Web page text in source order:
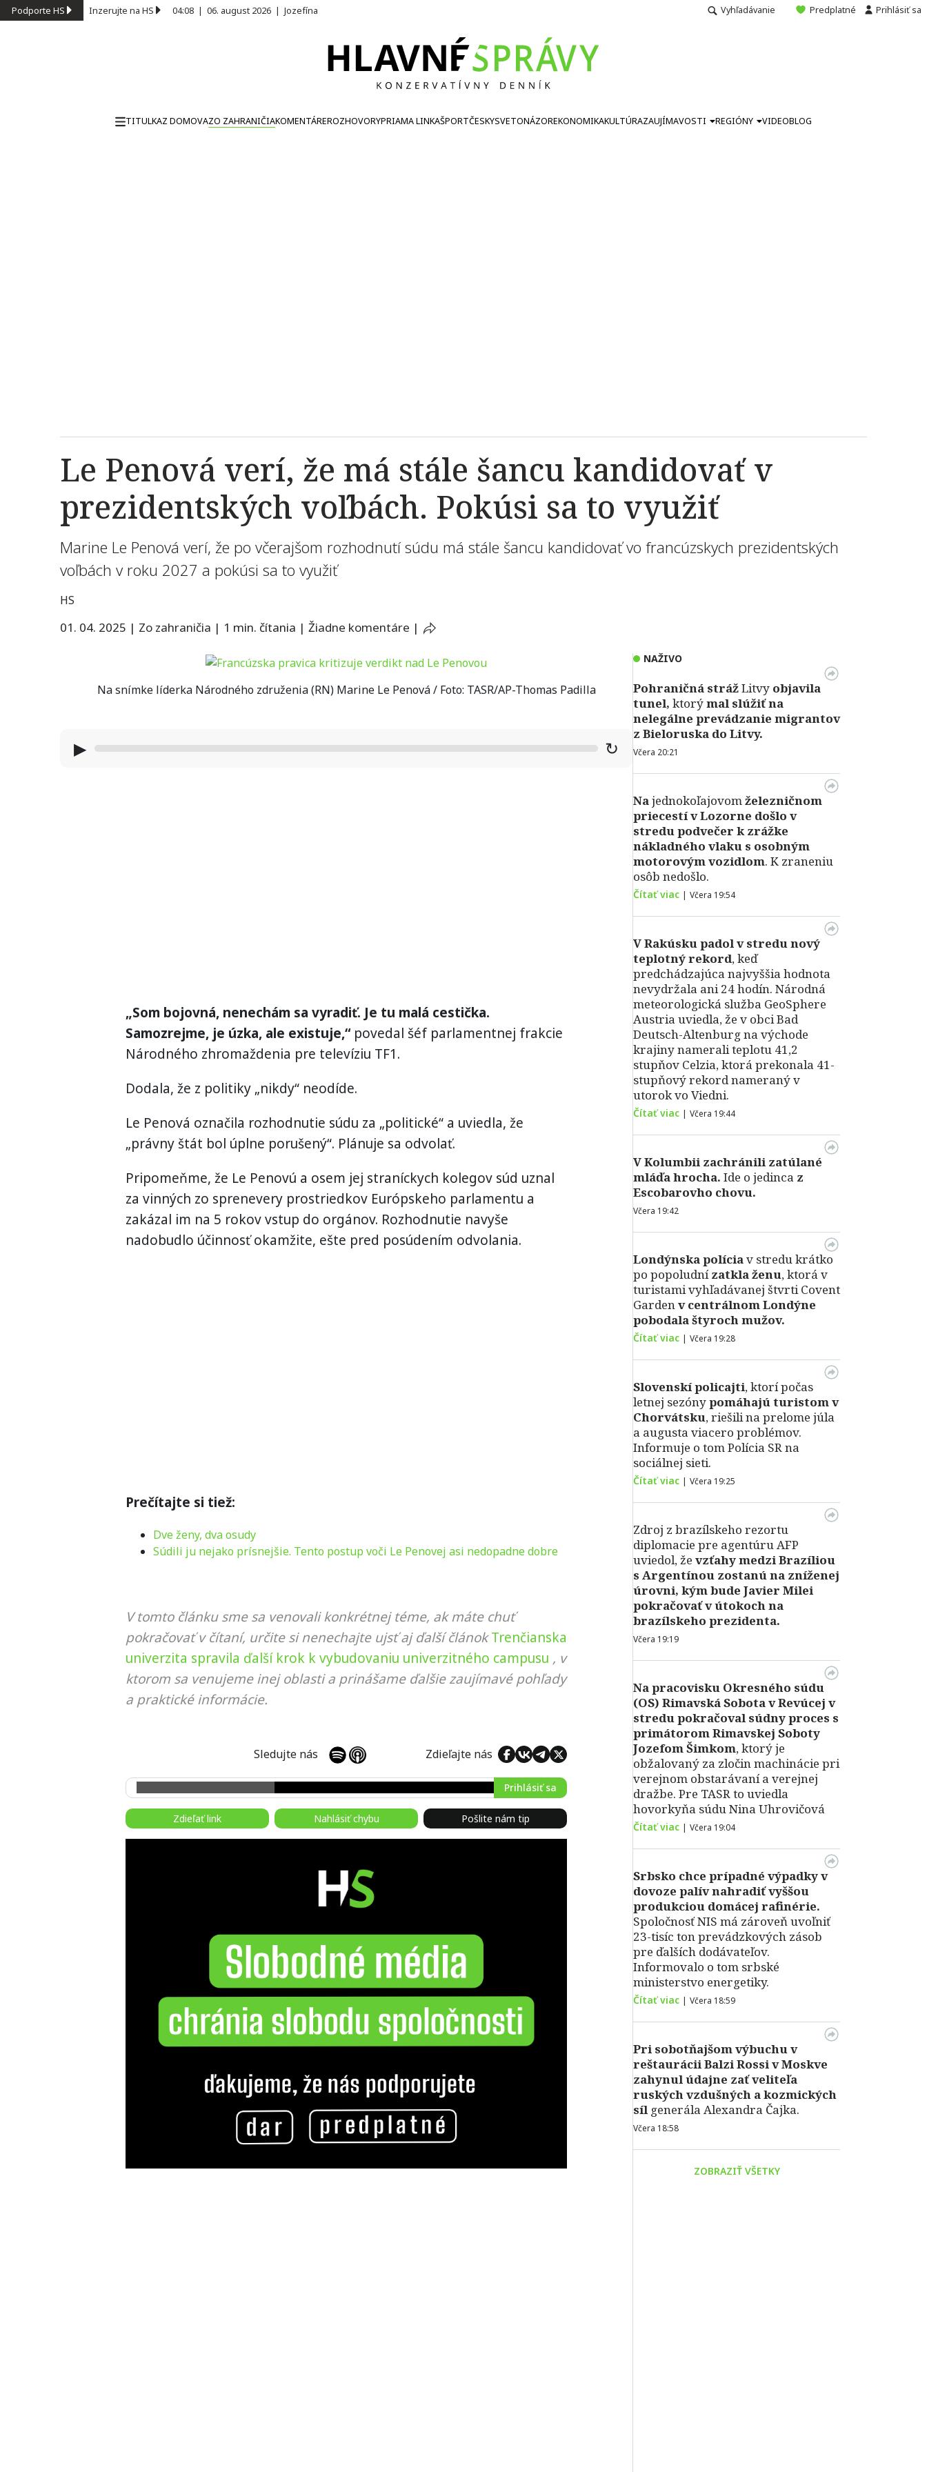
Podporte HS Inzerujte na HS 04:08 | 06. august 2026 | Jozefína Vyhľadávanie Predplatné Prihlásiť sa
TITULKAZ DOMOVAZO ZAHRANIČIAKOMENTÁREROZHOVORYPRIAMA LINKAŠPORTČESKYSVETONÁZOREKONOMIKAKULTÚRAZAUJÍMAVOSTI REGIÓNY VIDEOBLOG
Le Penová verí, že má stále šancu kandidovať v
prezidentských voľbách. Pokúsi sa to využiť
Marine Le Penová verí, že po včerajšom rozhodnutí súdu má stále šancu kandidovať vo francúzskych prezidentských
voľbách v roku 2027 a pokúsi sa to využiť
HS
01. 04. 2025 | Zo zahraničia | 1 min. čítania | Žiadne komentáre |
Na snímke líderka Národného združenia (RN) Marine Le Penová / Foto: TASR/AP-Thomas Padilla
▶ ↻
„Som bojovná, nenechám sa vyradiť. Je tu malá cestička.
Samozrejme, je úzka, ale existuje,“povedal šéf parlamentnej frakcie
Národného zhromaždenia pre televíziu TF1.
Dodala, že z politiky „nikdy“ neodíde.
Le Penová označila rozhodnutie súdu za „politické“ a uviedla, že
„právny štát bol úplne porušený“. Plánuje sa odvolať.
Pripomeňme, že Le Penovú a osem jej straníckych kolegov súd uznal
za vinných zo sprenevery prostriedkov Európskeho parlamentu a
zakázal im na 5 rokov vstup do orgánov. Rozhodnutie navyše
nadobudlo účinnosť okamžite, ešte pred posúdením odvolania.
Prečítajte si tiež:
Dve ženy, dva osudy
Súdili ju nejako prísnejšie. Tento postup voči Le Penovej asi nedopadne dobre
V tomto článku sme sa venovali konkrétnej téme, ak máte chuť
pokračovať v čítaní, určite si nenechajte ujsť aj ďalší článok Trenčianska
univerzita spravila ďalší krok k vybudovaniu univerzitného campusu , v
ktorom sa venujeme inej oblasti a prinášame ďalšie zaujímavé pohľady
a praktické informácie.
Sledujte nás Zdieľajte nás
Prihlásiť sa
Zdieľať link Nahlásiť chybu Pošlite nám tip
NAŽIVO
Pohraničná strážLitvy objavila
tunel, ktorýmal slúžiť na
nelegálne prevádzanie migrantov
z Bieloruska do Litvy.
Včera 20:21
Najednokoľajovomželezničnom
priecestí v Lozorne došlo v
stredu podvečer k zrážke
nákladného vlaku s osobným
motorovým vozidlom. K zraneniu
osôb nedošlo.
Čítať viac | Včera 19:54
V Rakúsku padol v stredu nový
teplotný rekord, keď
predchádzajúca najvyššia hodnota
nevydržala ani 24 hodín. Národná
meteorologická služba GeoSphere
Austria uviedla, že v obci Bad
Deutsch-Altenburg na východe
krajiny namerali teplotu 41,2
stupňov Celzia, ktorá prekonala 41-
stupňový rekord nameraný v
utorok vo Viedni.
Čítať viac | Včera 19:44
V Kolumbii zachránili zatúlané
mláďa hrocha. Ide o jedinca z
Escobarovho chovu.
Včera 19:42
Londýnska políciav stredu krátko
po popoludnízatkla ženu, ktorá v
turistami vyhľadávanej štvrti Covent
Gardenv centrálnom Londýne
pobodala štyroch mužov.
Čítať viac | Včera 19:28
Slovenskí policajti, ktorí počas
letnej sezónypomáhajú turistom v
Chorvátsku, riešili na prelome júla
a augusta viacero problémov.
Informuje o tom Polícia SR na
sociálnej sieti.
Čítať viac | Včera 19:25
Zdroj z brazílskeho rezortu
diplomacie pre agentúru AFP
uviedol, že vzťahy medzi Brazíliou
s Argentínou zostanú na zníženej
úrovni, kým bude Javier Milei
pokračovať v útokoch na
brazílskeho prezidenta.
Včera 19:19
Na pracovisku Okresného súdu
(OS) Rimavská Sobota v Revúcej v
stredu pokračoval súdny proces s
primátorom Rimavskej Soboty
Jozefom Šimkom, ktorý je
obžalovaný za zločin machinácie pri
verejnom obstarávaní a verejnej
dražbe. Pre TASR to uviedla
hovorkyňa súdu Nina Uhrovičová
Čítať viac | Včera 19:04
Srbsko chce prípadné výpadky v
dovoze palív nahradiť vyššou
produkciou domácej rafinérie.
Spoločnosť NIS má zároveň uvoľniť
23-tisíc ton prevádzkových zásob
pre ďalších dodávateľov.
Informovalo o tom srbské
ministerstvo energetiky.
Čítať viac | Včera 18:59
Pri sobotňajšom výbuchu v
reštaurácii Balzi Rossi v Moskve
zahynul údajne zať veliteľa
ruských vzdušných a kozmických
síl generála Alexandra Čajka.
Včera 18:58
ZOBRAZIŤ VŠETKY